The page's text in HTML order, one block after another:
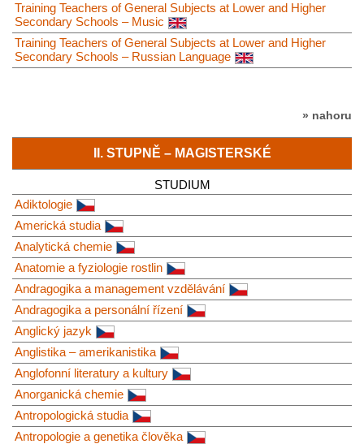
Training Teachers of General Subjects at Lower and Higher
Secondary Schools – Music
Training Teachers of General Subjects at Lower and Higher
Secondary Schools – Russian Language
» nahoru
II. STUPNĚ – MAGISTERSKÉ
STUDIUM
Adiktologie
Americká studia
Analytická chemie
Anatomie a fyziologie rostlin
Andragogika a management vzdělávání
Andragogika a personální řízení
Anglický jazyk
Anglistika – amerikanistika
Anglofonní literatury a kultury
Anorganická chemie
Antropologická studia
Antropologie a genetika člověka